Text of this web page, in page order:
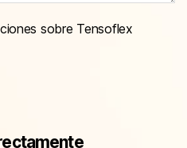
sobre Tensoflex